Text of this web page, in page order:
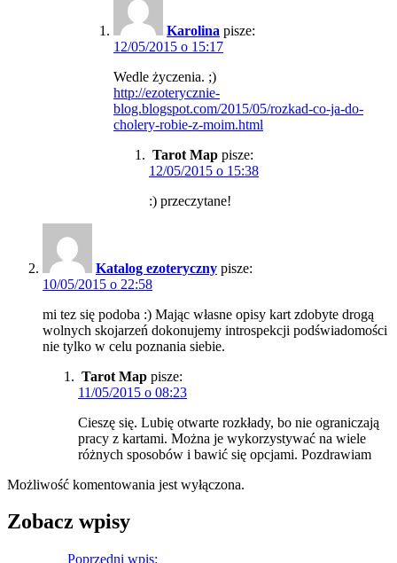
Karolina pisze:
12/05/2015 o 15:17
Wedle życzenia. ;)
http://ezoterycznie-
blog.blogspot.com/2015/05/rozkad-co-ja-do-
cholery-robie-z-moim.html
Tarot Map pisze:
12/05/2015 o 15:38
:) przeczytane!
Katalog ezoteryczny pisze:
10/05/2015 o 22:58
mi tez się podoba :) Mając własne opisy kart zdobyte drogą
wolnych skojarzeń dokonujemy introspekcji podświadomości
nie tylko w celu poznania siebie.
Tarot Map pisze:
11/05/2015 o 08:23
Cieszę się. Lubię otwarte rozkłady, bo nie ograniczają
pracy z kartami. Można je wykorzystywać na wiele
różnych sposobów i bawić się opcjami. Pozdrawiam
Możliwość komentowania jest wyłączona.
Zobacz wpisy
Poprzedni wpis: